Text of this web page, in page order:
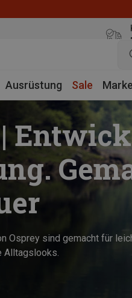
Ausrüstung Sale
Osprey sind gemacht für
Alltagslooks.